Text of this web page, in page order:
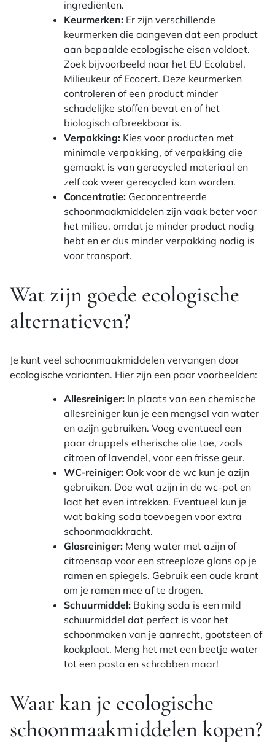
ingrediënten.
Keurmerken: Er zijn verschillende
keurmerken die aangeven dat een product
aan bepaalde ecologische eisen voldoet.
Zoek bijvoorbeeld naar het EU Ecolabel,
Milieukeur of Ecocert. Deze keurmerken
controleren of een product minder
schadelijke stoffen bevat en of het
biologisch afbreekbaar is.
Verpakking: Kies voor producten met
minimale verpakking, of verpakking die
gemaakt is van gerecycled materiaal en
zelf ook weer gerecycled kan worden.
Concentratie: Geconcentreerde
schoonmaakmiddelen zijn vaak beter voor
het milieu, omdat je minder product nodig
hebt en er dus minder verpakking nodig is
voor transport.
Wat zijn goede ecologische
alternatieven?
Je kunt veel schoonmaakmiddelen vervangen door
ecologische varianten. Hier zijn een paar voorbeelden:
Allesreiniger: In plaats van een chemische
allesreiniger kun je een mengsel van water
en azijn gebruiken. Voeg eventueel een
paar druppels etherische olie toe, zoals
citroen of lavendel, voor een frisse geur.
WC-reiniger: Ook voor de wc kun je azijn
gebruiken. Doe wat azijn in de wc-pot en
laat het even intrekken. Eventueel kun je
wat baking soda toevoegen voor extra
schoonmaakkracht.
Glasreiniger: Meng water met azijn of
citroensap voor een streeploze glans op je
ramen en spiegels. Gebruik een oude krant
om je ramen mee af te drogen.
Schuurmiddel: Baking soda is een mild
schuurmiddel dat perfect is voor het
schoonmaken van je aanrecht, gootsteen of
kookplaat. Meng het met een beetje water
tot een pasta en schrobben maar!
Waar kan je ecologische
schoonmaakmiddelen kopen?